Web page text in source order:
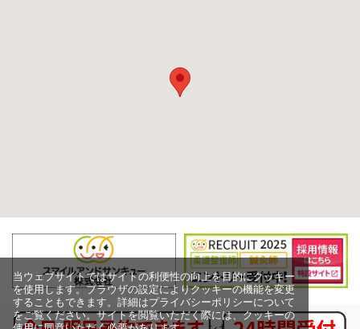
当ウェブサイトではサイトの利便性の向上を目的にクッキー
を使用します。ブラウザの設定によりクッキーの機能を変更
することもできます。詳細はプライバシーポリシーについて
をご覧ください。サイトを閲覧いただく際には、クッキーの